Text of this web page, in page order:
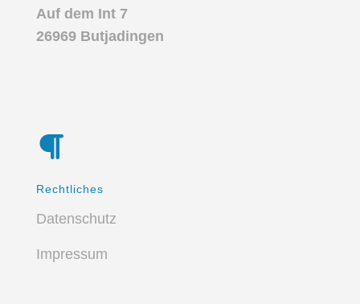
Auf dem Int 7
26969 Butjadingen
Rechtliches
Datenschutz
Impressum